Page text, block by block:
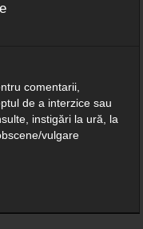
comentarii,
de a interzice sau
instigări la ură, la
vulgare